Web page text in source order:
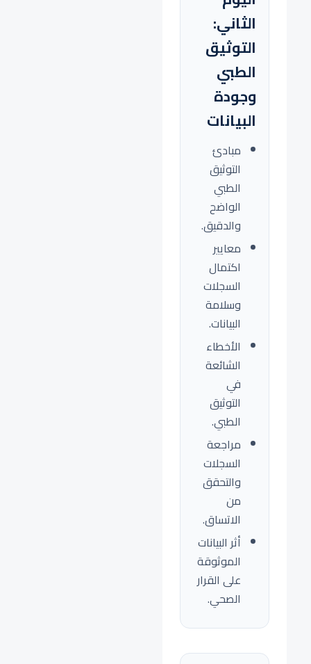
الثاني:
التوثيق
الطبي
وجودة
البيانات
مبادئ
التوثيق
الطبي
الواضح
والدقيق.
معايير
اكتمال
السجلات
وسلامة
البيانات.
الأخطاء
الشائعة
في
التوثيق
الطبي.
مراجعة
السجلات
والتحقق
من
الاتساق.
أثر البيانات
الموثوقة
على القرار
الصحي.